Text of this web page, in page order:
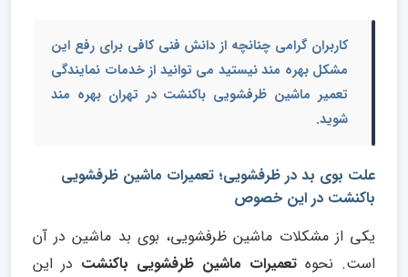
کاربران گرامی چنانچه از دانش فنی کافی برای رفع این
مشکل بهره مند نیستید می توانید از خدمات نمایندگی
تعمیر ماشین ظرفشویی باکنشت در تهران بهره مند
شوید.
علت بوی بد در ظرفشویی؛ تعمیرات ماشین ظرفشویی
باکنشت در این خصوص
یکی از مشکلات ماشین ظرفشویی، بوی بد ماشین در آن
است. نحوه تعمیرات ماشین ظرفشویی باکنشت در این